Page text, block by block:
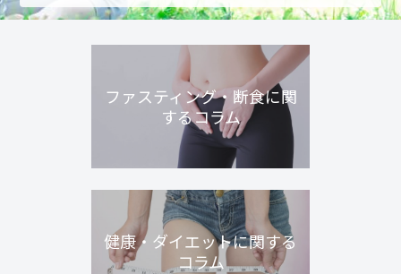
ファスティング・断食に関
するコラム
健康・ダイエットに関する
コラム